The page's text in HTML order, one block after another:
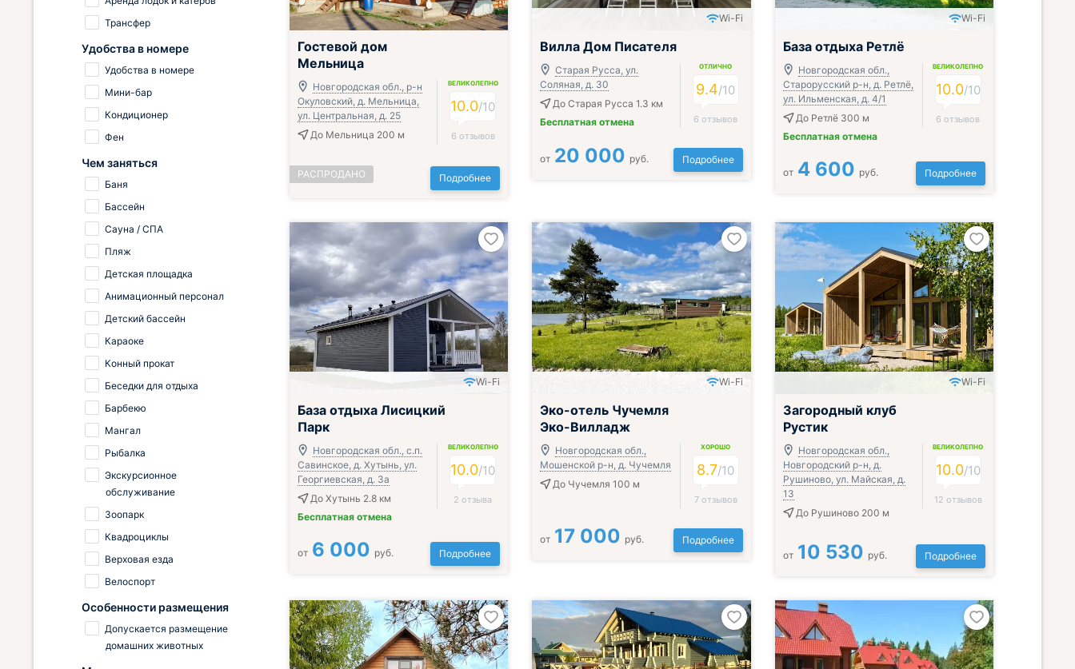
Гостевой дом
Мельница
Новгородская обл., р-н
Окуловский, д. Мельница,
ул. Центральная, д. 25
До Мельница 200 м
ВЕЛИКОЛЕПНО
10.0/10
6 отзывов
РАСПРОДАНО Подробнее
Wi-Fi
Вилла Дом Писателя
Старая Русса, ул.
Соляная, д. 30
До Старая Русса 1.3 км
Бесплатная отмена
ОТЛИЧНО
9.4/10
6 отзывов
от 20 000 руб. Подробнее
Wi-Fi
База отдыха Ретлё
Новгородская обл.,
Старорусский р-н, д. Ретлё,
ул. Ильменская, д. 4/1
До Ретлё 300 м
Бесплатная отмена
ВЕЛИКОЛЕПНО
10.0/10
6 отзывов
от 4 600 руб. Подробнее
Wi-Fi
База отдыха Лисицкий
Парк
Новгородская обл., с.п.
Савинское, д. Хутынь, ул.
Георгиевская, д. 3а
До Хутынь 2.8 км
Бесплатная отмена
ВЕЛИКОЛЕПНО
10.0/10
2 отзыва
от 6 000 руб. Подробнее
Wi-Fi
Эко-отель Чучемля
Эко-Вилладж
Новгородская обл.,
Мошенской р-н, д. Чучемля
До Чучемля 100 м
ХОРОШО
8.7/10
7 отзывов
от 17 000 руб. Подробнее
Wi-Fi
Загородный клуб
Рустик
Новгородская обл.,
Новгородский р-н, д.
Рушиново, ул. Майская, д.
13
До Рушиново 200 м
ВЕЛИКОЛЕПНО
10.0/10
12 отзывов
от 10 530 руб. Подробнее
Трансфер
Удобства в номере
Удобства в номере
Мини-бар
Кондиционер
Фен
Чем заняться
Баня
Бассейн
Сауна / СПА
Пляж
Детская площадка
Анимационный персонал
Детский бассейн
Караоке
Конный прокат
Беседки для отдыха
Барбекю
Мангал
Рыбалка
Экскурсионное
обслуживание
Зоопарк
Квадроциклы
Верховая езда
Велоспорт
Особенности размещения
Допускается размещение
домашних животных